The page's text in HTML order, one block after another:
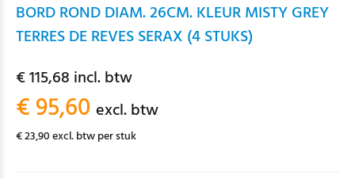
BORD ROND DIAM. 26CM. KLEUR MISTY GREY
TERRES DE REVES SERAX (4 STUKS)
€ 115,68 incl. btw
€ 95,60 excl. btw
€ 23,90 excl. btw per stuk